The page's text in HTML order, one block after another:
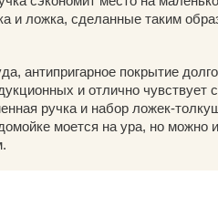
и ложка, сделанные таким
антипригарное покрытие
и отлично чувствует
ручка и набор ложек-
моется на ура, но можно